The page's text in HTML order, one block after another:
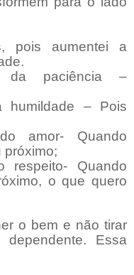
pois aumentei a
da paciência –
humildade – Pois
amor- Quando
próximo;
respeito- Quando
o que quero
o bem e não tirar
Essa